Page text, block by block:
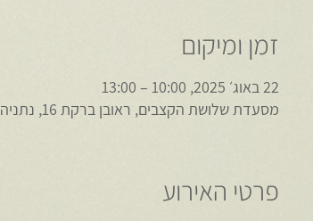
זמן ומיקום
22 באוג׳ 2025, 10:00 – 13:00
מסעדת שלושת הקצבים, ראובן ברקת 16, נתניה, ישראל
פרטי האירוע